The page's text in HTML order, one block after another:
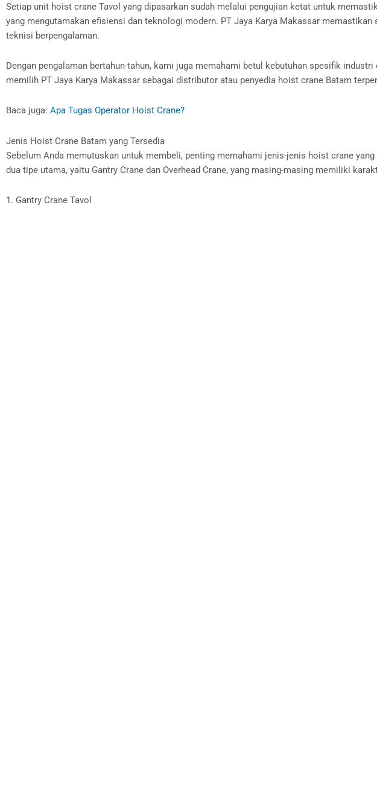
Setiap unit hoist crane Tavol yang dipasarkan sudah melalui pengujian ketat untuk
yang mengutamakan efisiensi dan teknologi modern. PT Jaya Karya Makassar
teknisi berpengalaman.
Dengan pengalaman bertahun-tahun, kami juga memahami betul kebutuhan spesifik
memilih PT Jaya Karya Makassar sebagai distributor atau penyedia hoist crane Batam
Baca juga: Apa Tugas Operator Hoist Crane?
Jenis Hoist Crane Batam yang Tersedia
Sebelum Anda memutuskan untuk membeli, penting memahami jenis-jenis hoist crane
dua tipe utama, yaitu Gantry Crane dan Overhead Crane, yang masing-masing memiliki
1. Gantry Crane Tavol